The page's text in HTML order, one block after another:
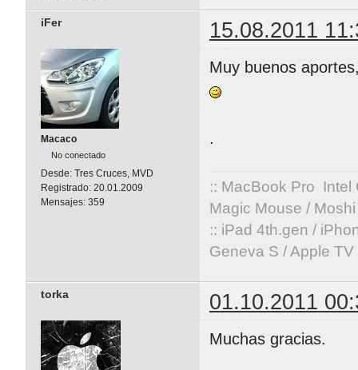
iFer 15.08.2011
Macaco
No conectado
Desde: Tres Cruces, MVD
Registrado: 20.01.2009
Mensajes: 359
Muy buenos
.
:: MacBook Pro Intel
Magic Mouse /
:: iPad 4th.gen /
Geneva S / Apple
torka 01.10.2011
Muchas gracias.